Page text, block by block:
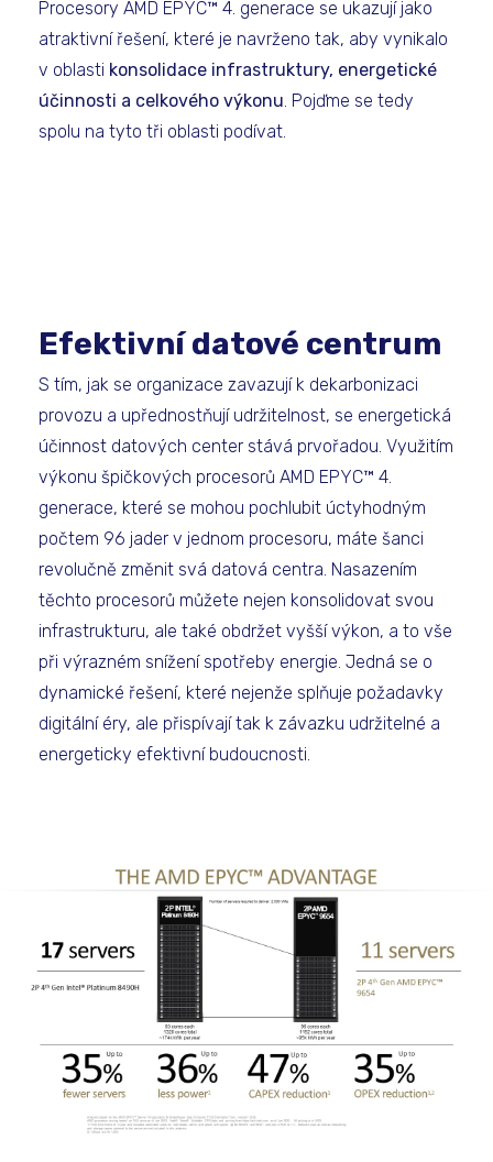
Procesory AMD EPYC™ 4. generace se ukazují jako
atraktivní řešení, které je navrženo tak, aby vynikalo
v oblasti konsolidace infrastruktury, energetické
účinnosti a celkového výkonu. Pojďme se tedy
spolu na tyto tři oblasti podívat.
Efektivní datové centrum
S tím, jak se organizace zavazují k dekarbonizaci
provozu a upřednostňují udržitelnost, se energetická
účinnost datových center stává prvořadou. Využitím
výkonu špičkových procesorů AMD EPYC™ 4.
generace, které se mohou pochlubit úctyhodným
počtem 96 jader v jednom procesoru, máte šanci
revolučně změnit svá datová centra. Nasazením
těchto procesorů můžete nejen konsolidovat svou
infrastrukturu, ale také obdržet vyšší výkon, a to vše
při výrazném snížení spotřeby energie. Jedná se o
dynamické řešení, které nejenže splňuje požadavky
digitální éry, ale přispívají tak k závazku udržitelné a
energeticky efektivní budoucnosti.